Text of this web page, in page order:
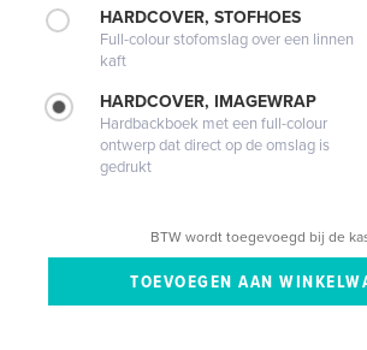
HARDCOVER, STOFHOES
Full-colour stofomslag over een linnen
kaft
HARDCOVER, IMAGEWRAP
Hardbackboek met een full-colour
ontwerp dat direct op de omslag is
gedrukt
BTW wordt toegevoegd bij de